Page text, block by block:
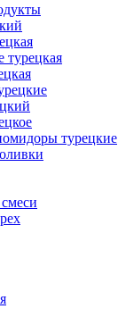
турецкие